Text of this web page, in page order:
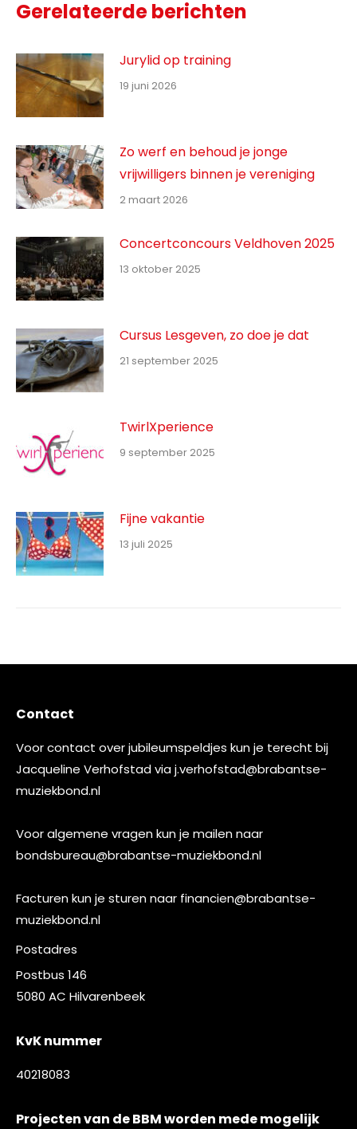
Gerelateerde berichten
Jurylid op training
19 juni 2026
Zo werf en behoud je jonge
vrijwilligers binnen je vereniging
2 maart 2026
Concertconcours Veldhoven 2025
13 oktober 2025
Cursus Lesgeven, zo doe je dat
21 september 2025
TwirlXperience
9 september 2025
Fijne vakantie
13 juli 2025
Contact
Voor contact over jubileumspeldjes kun je terecht bij
Jacqueline Verhofstad viaj.verhofstad@brabantse-
muziekbond.nl
Voor algemene vragen kun je mailen naar
bondsbureau@brabantse-muziekbond.nl
Facturen kun je sturen naar financien@brabantse-
muziekbond.nl
Postadres
Postbus 146
5080 AC Hilvarenbeek
KvK nummer
40218083
Projecten van de BBM worden mede mogelijk